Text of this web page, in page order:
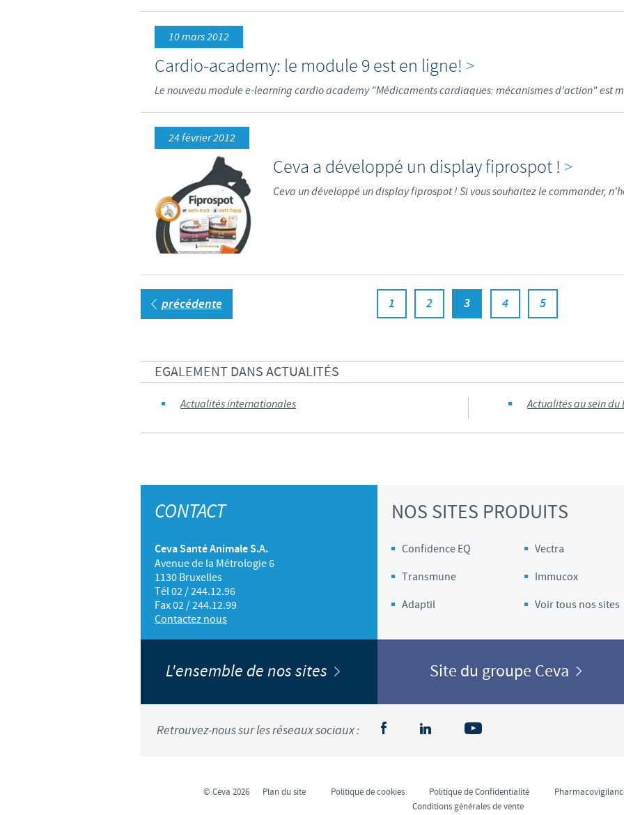
10 mars 2012
Cardio-academy: le module 9 est en ligne! >
Le nouveau module e-learning cardio academy "Médicaments cardiaques: mécanismes d'action" est
24 février 2012
Ceva a développé un display fiprospot ! >
Ceva un développé un display fiprospot ! Si vous souhaitez le commander,
précédente 1 2 3 4 5
EGALEMENT DANS ACTUALITÉS
Actualités internationales Actualités au sein du
CONTACT
Ceva Santé Animale S.A.
Avenue de la Métrologie 6
1130 Bruxelles
Tél 02 / 244.12.96
Fax 02 / 244.12.99
Contactez nous
NOS SITES PRODUITS
Confidence EQ Vectra
Transmune
Immucox
Adaptil
Voir tous nos sites
L'ensemble de nos sites Site du groupe Ceva
Retrouvez-nous sur les réseaux sociaux :
© Ceva 2026 Plan du site Politique de cookies Politique de Confidentialité
Conditions générales de vente